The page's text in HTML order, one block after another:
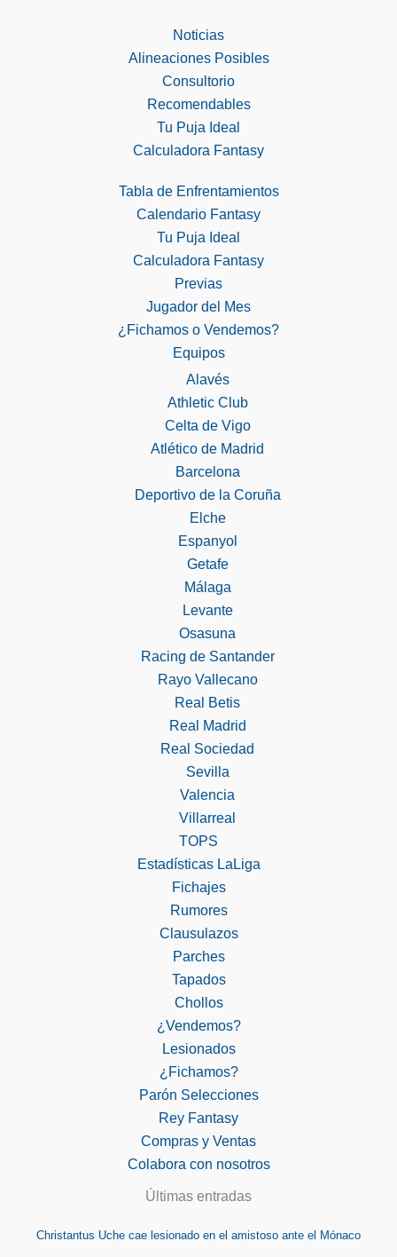
Noticias
Alineaciones Posibles
Consultorio
Recomendables
Tu Puja Ideal
Calculadora Fantasy
Tabla de Enfrentamientos
Calendario Fantasy
Tu Puja Ideal
Calculadora Fantasy
Previas
Jugador del Mes
¿Fichamos o Vendemos?
Equipos
Alavés
Athletic Club
Celta de Vigo
Atlético de Madrid
Barcelona
Deportivo de la Coruña
Elche
Espanyol
Getafe
Málaga
Levante
Osasuna
Racing de Santander
Rayo Vallecano
Real Betis
Real Madrid
Real Sociedad
Sevilla
Valencia
Villarreal
TOPS
Estadísticas LaLiga
Fichajes
Rumores
Clausulazos
Parches
Tapados
Chollos
¿Vendemos?
Lesionados
¿Fichamos?
Parón Selecciones
Rey Fantasy
Compras y Ventas
Colabora con nosotros
Últimas entradas
Christantus Uche cae lesionado en el amistoso ante el Mónaco